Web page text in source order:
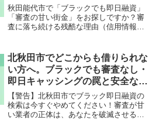
秋田能代市で「ブラックでも即日融資」
「審査の甘い街金」をお探しですか？審
査に落ち続ける残酷な理由（信用情報と
底解説。多重債務の地獄から抜け出し、
合法的に借金を減額・免除する「債務整
理」の正しい知識と、今すぐ督促を止め
る無料相談窓口をご案内します。
北秋田市でどこからも借りられな
い方へ。ブラックでも審査なし・
即日キャッシングの罠と安全な解
決策
【警告】北秋田市でブラック即日融資の
検索は今すぐやめてください！審査が甘
い業者の正体は、あなたを破滅させる闇